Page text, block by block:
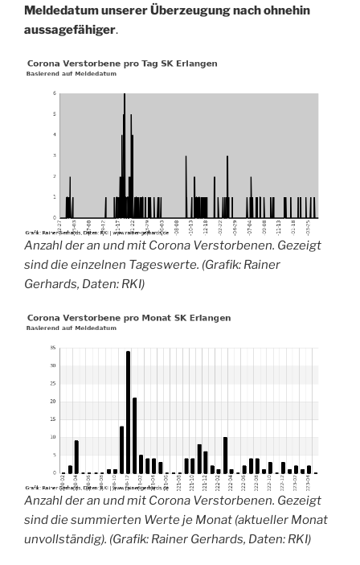
Meldedatum unserer Überzeugung nach ohnehin
aussagefähiger.
Anzahl der an und mit Corona Verstorbenen. Gezeigt
sind die einzelnen Tageswerte. (Grafik: Rainer
Gerhards, Daten: RKI)
Anzahl der an und mit Corona Verstorbenen. Gezeigt
sind die summierten Werte je Monat (aktueller Monat
unvollständig). (Grafik: Rainer Gerhards, Daten: RKI)